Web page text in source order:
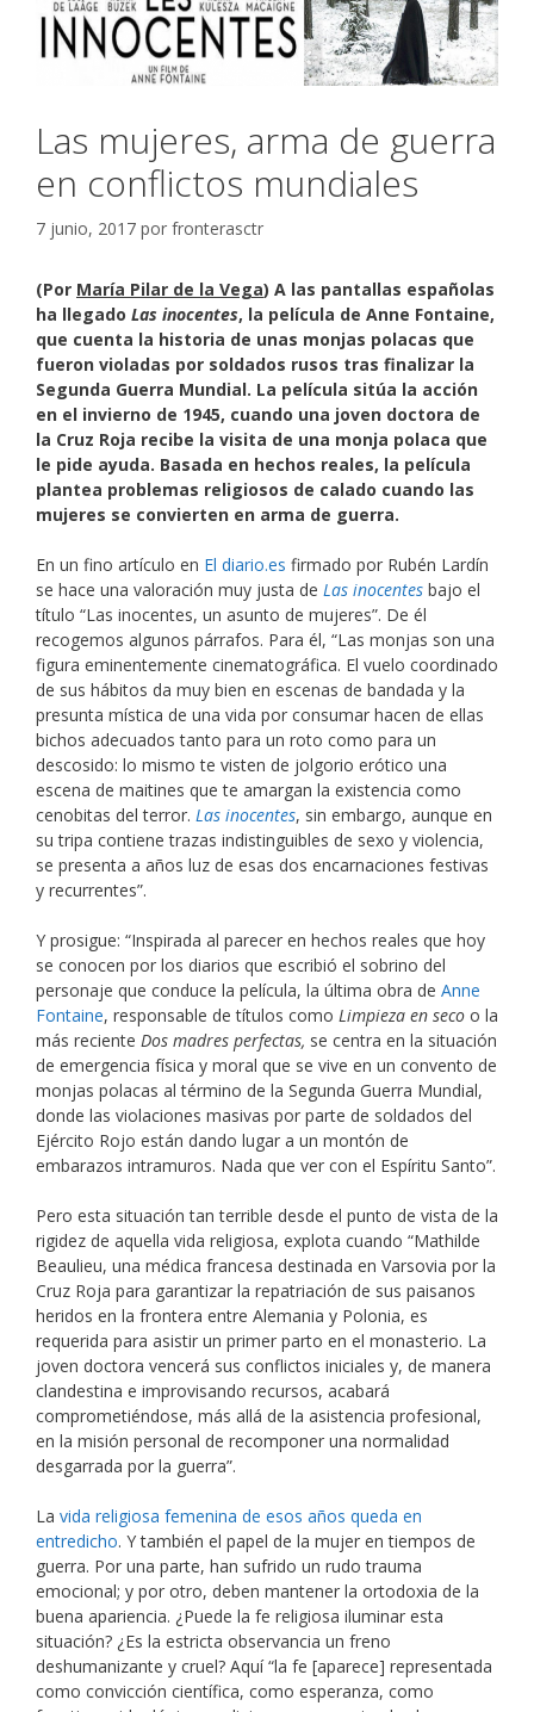
Las mujeres, arma de guerra
en conflictos mundiales
7 junio, 2017 por fronterasctr
(Por María Pilar de la Vega) A las pantallas españolas
ha llegado Las inocentes, la película de Anne Fontaine,
que cuenta la historia de unas monjas polacas que
fueron violadas por soldados rusos tras finalizar la
Segunda Guerra Mundial. La película sitúa la acción
en el invierno de 1945, cuando una joven doctora de
la Cruz Roja recibe la visita de una monja polaca que
le pide ayuda. Basada en hechos reales, la película
plantea problemas religiosos de calado cuando las
mujeres se convierten en arma de guerra.
En un fino artículo en El diario.es firmado por Rubén Lardín
se hace una valoración muy justa de Las inocentes bajo el
título “Las inocentes, un asunto de mujeres”. De él
recogemos algunos párrafos. Para él, “Las monjas son una
figura eminentemente cinematográfica. El vuelo coordinado
de sus hábitos da muy bien en escenas de bandada y la
presunta mística de una vida por consumar hacen de ellas
bichos adecuados tanto para un roto como para un
descosido: lo mismo te visten de jolgorio erótico una
escena de maitines que te amargan la existencia como
cenobitas del terror. Las inocentes, sin embargo, aunque en
su tripa contiene trazas indistinguibles de sexo y violencia,
se presenta a años luz de esas dos encarnaciones festivas
y recurrentes”.
Y prosigue: “Inspirada al parecer en hechos reales que hoy
se conocen por los diarios que escribió el sobrino del
personaje que conduce la película, la última obra de Anne
Fontaine, responsable de títulos como Limpieza en seco o la
más reciente Dos madres perfectas, se centra en la situación
de emergencia física y moral que se vive en un convento de
monjas polacas al término de la Segunda Guerra Mundial,
donde las violaciones masivas por parte de soldados del
Ejército Rojo están dando lugar a un montón de
embarazos intramuros. Nada que ver con el Espíritu Santo”.
Pero esta situación tan terrible desde el punto de vista de la
rigidez de aquella vida religiosa, explota cuando “Mathilde
Beaulieu, una médica francesa destinada en Varsovia por la
Cruz Roja para garantizar la repatriación de sus paisanos
heridos en la frontera entre Alemania y Polonia, es
requerida para asistir un primer parto en el monasterio. La
joven doctora vencerá sus conflictos iniciales y, de manera
clandestina e improvisando recursos, acabará
comprometiéndose, más allá de la asistencia profesional,
en la misión personal de recomponer una normalidad
desgarrada por la guerra”.
La vida religiosa femenina de esos años queda en
entredicho. Y también el papel de la mujer en tiempos de
guerra. Por una parte, han sufrido un rudo trauma
emocional; y por otro, deben mantener la ortodoxia de la
buena apariencia. ¿Puede la fe religiosa iluminar esta
situación? ¿Es la estricta observancia un freno
deshumanizante y cruel? Aquí “la fe [aparece] representada
como convicción científica, como esperanza, como